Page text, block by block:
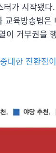
터가 시작됐다.
육방송법
이 거부권을
대한 전환점